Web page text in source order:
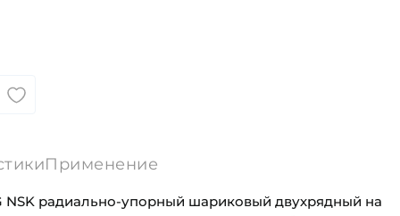
Применение
NSK радиально-упорный шариковый двухрядный на